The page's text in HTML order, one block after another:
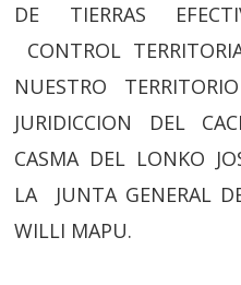
DE TIERRAS
CONTROL
NUESTRO
JURIDICCION DEL
CASMA DEL LONKO
LA JUNTA GENERAL
WILLI MAPU.